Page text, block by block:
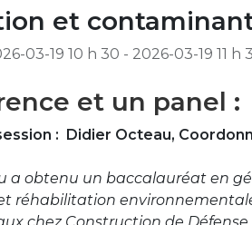
et
03-19 10 h 30 - 2026-03-19 11 h
et un panel :
: Didier Octeau,
a obtenu un baccalauréat en
réhabilitation